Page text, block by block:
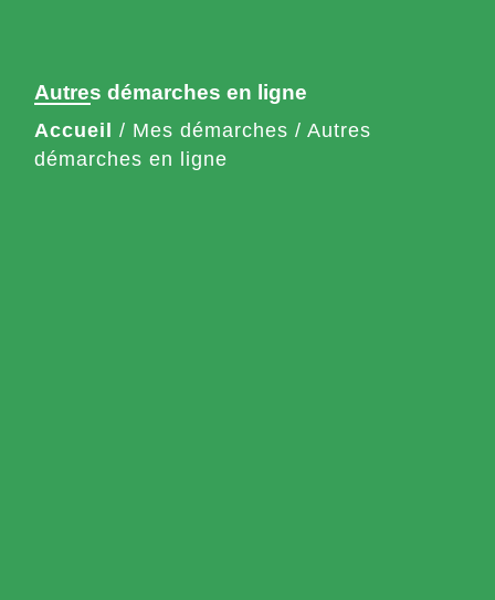
Autres démarches en ligne
Accueil / Mes démarches / Autres
démarches en ligne